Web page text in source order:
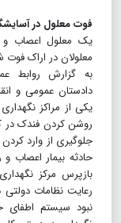
فوت معلول در
یک معلول اعصاب و
معلولان در اراک فوت
به گزارش روابط
دادستان عمومی و
یکی از مراکز
روشن کردن فندک در
جلوگیری از وارد
حادثه بیمار اعصاب
بازپرس مرکز
رعایت نظامات
نبود سیستم اطفای